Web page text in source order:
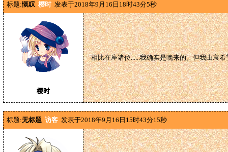
标题:慨叹 樱时 发表于2018年9月16日18时43分5秒
樱时
相比在座诸位......我确实是晚来的。但我由衷
标题:无标题 访客 发表于2018年9月16日15时43分15秒